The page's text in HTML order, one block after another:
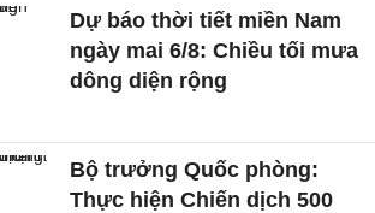
Dự báo thời tiết miền Nam
ngày mai 6/8: Chiều tối mưa
dông diện rộng
Bộ trưởng Quốc phòng:
Thực hiện Chiến dịch 500